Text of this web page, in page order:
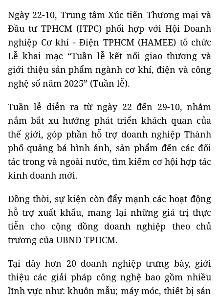
Ngày 22-10, Trung tâm Xúc tiến Thương mại và
Đầu tư TPHCM (ITPC) phối hợp với Hội Doanh
nghiệp Cơ khí - Điện TPHCM (HAMEE) tổ chức
Lễ khai mạc “Tuần lễ kết nối giao thương và
giới thiệu sản phẩm ngành cơ khí, điện và công
nghệ số năm 2025” (Tuần lễ).
Tuần lễ diễn ra từ ngày 22 đến 29-10, nhằm
nắm bắt xu hướng phát triển khách quan của
thế giới, góp phần hỗ trợ doanh nghiệp Thành
phố quảng bá hình ảnh, sản phẩm đến các đối
tác trong và ngoài nước, tìm kiếm cơ hội hợp tác
kinh doanh mới.
Đồng thời, sự kiện còn đẩy mạnh các hoạt động
hỗ trợ xuất khẩu, mang lại những giá trị thực
tiễn cho cộng đồng doanh nghiệp theo chủ
trương của UBND TPHCM.
Tại đây hơn 20 doanh nghiệp trưng bày, giới
thiệu các giải pháp công nghệ bao gồm nhiều
lĩnh vực như: khuôn mẫu; máy móc, thiết bị sản